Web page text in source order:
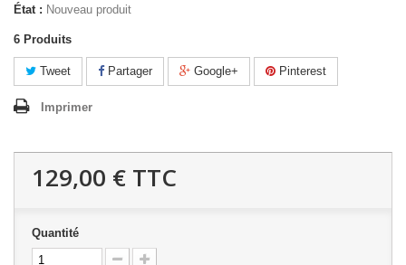
État : Nouveau produit
6 Produits
Tweet Partager Google+ Pinterest
Imprimer
129,00 € TTC
Quantité